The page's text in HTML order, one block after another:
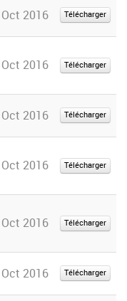
2016 Télécharger
2016 Télécharger
2016 Télécharger
2016 Télécharger
2016 Télécharger
2016 Télécharger